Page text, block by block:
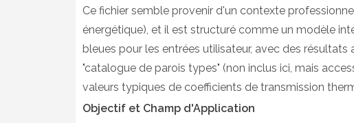
Ce fichier semble provenir d'un contexte
énergétique), et il est structuré comme un modèle
bleues pour les entrées utilisateur, avec des
"catalogue de parois types" (non inclus ici, mais
valeurs typiques de coefficients de transmission
Objectif et Champ d'Application